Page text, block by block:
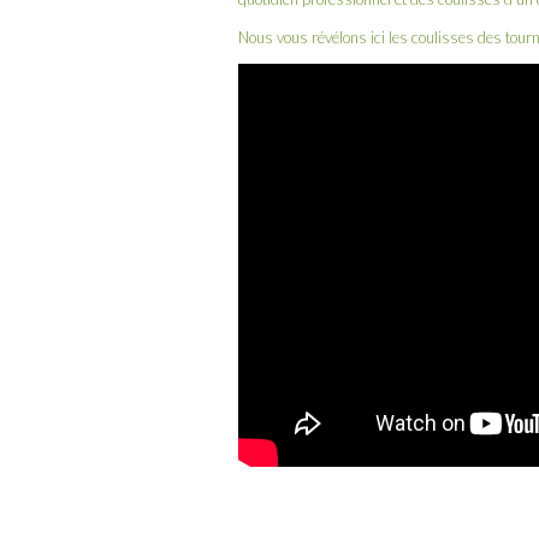
Nous vous révélons ici les coulisses des